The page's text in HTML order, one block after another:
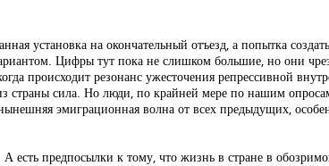
установка на окончательный отъезд, а попытка
Цифры тут пока не слишком большие, но они
происходит резонанс ужесточения репрессивной
сила. Но люди, по крайней мере по нашим
эмиграционная волна от всех предыдущих,
предпосылки к тому, что жизнь в стране в